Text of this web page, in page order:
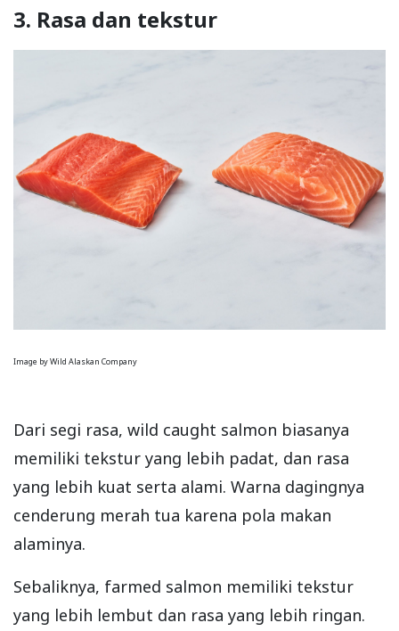
3. Rasa dan tekstur
Image by Wild Alaskan Company
Dari segi rasa, wild caught salmon biasanya
memiliki tekstur yang lebih padat, dan rasa
yang lebih kuat serta alami. Warna dagingnya
cenderung merah tua karena pola makan
alaminya.
Sebaliknya, farmed salmon memiliki tekstur
yang lebih lembut dan rasa yang lebih ringan.